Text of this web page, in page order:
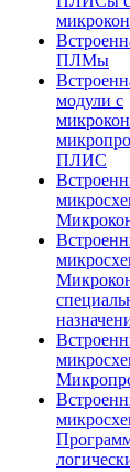
ПЛМы
модули с
ПЛИС